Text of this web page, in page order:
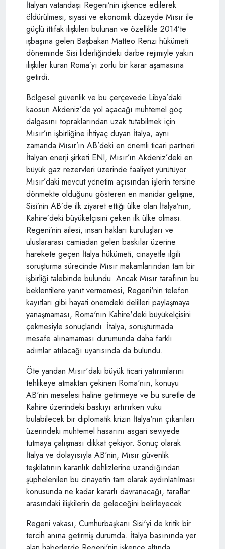
İtalyan vatandaşı Regeni’nin işkence edilerek
öldürülmesi, siyasi ve ekonomik düzeyde Mısır ile
güçlü ittifak ilişkileri bulunan ve özellikle 2014’te
işbaşına gelen Başbakan Matteo Renzi hükümeti
döneminde Sisi liderliğindeki darbe rejimiyle yakın
ilişkiler kuran Roma’yı zorlu bir karar aşamasına
getirdi.
Bölgesel güvenlik ve bu çerçevede Libya’daki
kaosun Akdeniz’de yol açacağı muhtemel göç
dalgasını topraklarından uzak tutabilmek için
Mısır’ın işbirliğine ihtiyaç duyan İtalya, aynı
zamanda Mısır’ın AB’deki en önemli ticari partneri.
İtalyan enerji şirketi ENI, Mısır’ın Akdeniz’deki en
büyük gaz rezervleri üzerinde faaliyet yürütüyor.
Mısır’daki mevcut yönetim açısından işlerin tersine
dönmekte olduğunu gösteren en manidar gelişme,
Sisi’nin AB’de ilk ziyaret ettiği ülke olan İtalya’nın,
Kahire’deki büyükelçisini çeken ilk ülke olması.
Regeni’nin ailesi, insan hakları kuruluşları ve
uluslararası camiadan gelen baskılar üzerine
harekete geçen İtalya hükümeti, cinayetle ilgili
soruşturma sürecinde Mısır makamlarından tam bir
işbirliği talebinde bulundu. Ancak Mısır tarafının bu
beklentilere yanıt vermemesi, Regeni'nin telefon
kayıtları gibi hayati önemdeki delilleri paylaşmaya
yanaşmaması, Roma'nın Kahire'deki büyükelçisini
çekmesiyle sonuçlandı. İtalya, soruşturmada
mesafe alınamaması durumunda daha farklı
adımlar atılacağı uyarısında da bulundu.
Öte yandan Mısır'daki büyük ticari yatırımlarını
tehlikeye atmaktan çekinen Roma'nın, konuyu
AB'nin meselesi haline getirmeye ve bu suretle de
Kahire üzerindeki baskıyı artırırken vuku
bulabilecek bir diplomatik krizin İtalya'nın çıkarıları
üzerindeki muhtemel hasarını asgari seviyede
tutmaya çalışması dikkat çekiyor. Sonuç olarak
İtalya ve dolayısıyla AB'nin, Mısır güvenlik
teşkilatının karanlık dehlizlerine uzandığından
şüphelenilen bu cinayetin tam olarak aydınlatılması
konusunda ne kadar kararlı davranacağı, taraflar
arasındaki ilişkilerin de geleceğini belirleyecek.
Regeni vakası, Cumhurbaşkanı Sisi'yi de kritik bir
tercih anına getirmiş durumda. İtalya basınında yer